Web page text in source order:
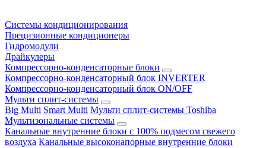
Системы кондиционирования
Прецизионные кондиционеры
Гидромодули
Драйкулеры
Компрессорно-конденсаторные блоки
Компрессорно-конденсаторный блок INVERTER
Компрессорно-конденсаторный блок ON/OFF
Мульти сплит-системы
Big Multi Smart Multi Мульти сплит-системы Toshiba
Мультизональные системы
Канальные внутренние блоки с 100% подмесом свежего
воздуха Канальные высоконапорные внутренние блоки